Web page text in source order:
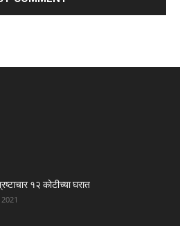
१२ कोटीच्या घरात